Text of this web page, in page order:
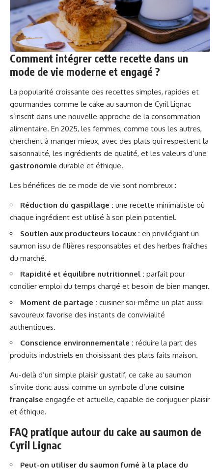
Comment intégrer cette recette dans un
mode de vie moderne et engagé ?
La popularité croissante des recettes simples, rapides et
gourmandes comme le cake au saumon de Cyril Lignac
s’inscrit dans une nouvelle approche de la consommation
alimentaire. En 2025, les femmes, comme tous les autres,
cherchent à manger mieux, avec des plats qui respectent la
saisonnalité, les ingrédients de qualité, et les valeurs d’une
gastronomie durable et éthique.
Les bénéfices de ce mode de vie sont nombreux :
Réduction du gaspillage : une recette minimaliste où
chaque ingrédient est utilisé à son plein potentiel.
Soutien aux producteurs locaux : en privilégiant un
saumon issu de filières responsables et des herbes fraîches
du marché.
Rapidité et équilibre nutritionnel : parfait pour
concilier emploi du temps chargé et besoin de bien manger.
Moment de partage : cuisiner soi-même un plat aussi
savoureux favorise des instants de convivialité
authentiques.
Conscience environnementale : réduire la part des
produits industriels en choisissant des plats faits maison.
Au-delà d’un simple plaisir gustatif, ce cake au saumon
s’invite donc aussi comme un symbole d’une cuisine
française engagée et actuelle, capable de conjuguer plaisir
et éthique.
FAQ pratique autour du cake au saumon de
Cyril Lignac
Peut-on utiliser du saumon fumé à la place du